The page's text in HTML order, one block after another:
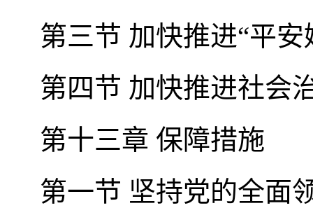
第三节 加快推进“平安
第四节 加快推进社会
第十三章 保障措施
第一节 坚持党的全面